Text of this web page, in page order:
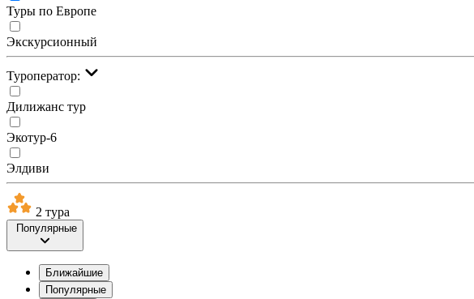
Туры по Европе
Экскурсионный
Туроператор:
Дилижанс тур
Экотур-6
Элдиви
2 тура
Популярные
Ближайшие
Популярные